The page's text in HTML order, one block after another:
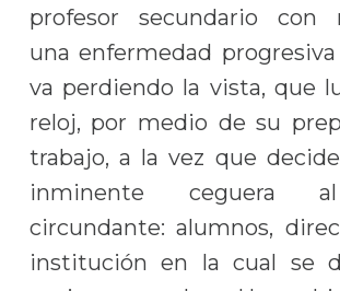
profesor secundario con
una enfermedad
va perdiendo la vista, que
reloj, por medio de su
trabajo, a la vez que
inminente ceguera
circundante: alumnos,
institución en la cual se